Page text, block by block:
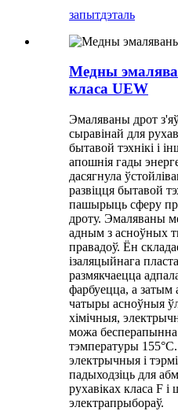
запытдэталь
Медны
класа UEW
Эмаляваны дрот
сыравінай для
бытавой тэхнікі і
апошнія гады
дасягнула
развіцця бытавой
пашырыць сферу
дроту. Эмаляваны
адным з асноўных
правадоў. Ён
ізаляцыйнага
размякчаецца
фарбуецца, а затым
чатыры асноўныя
хімічныя,
можа
тэмпературы
электрычныя і
падыходзіць для
рухавіках класа F і
электрапрыбораў.